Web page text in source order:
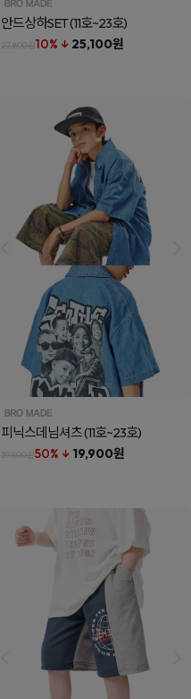
안드상하SET(11호~23호)
27,800원10% ↓ 25,100원
피닉스데님셔츠(11호~23호)
39,800원50% ↓ 19,900원